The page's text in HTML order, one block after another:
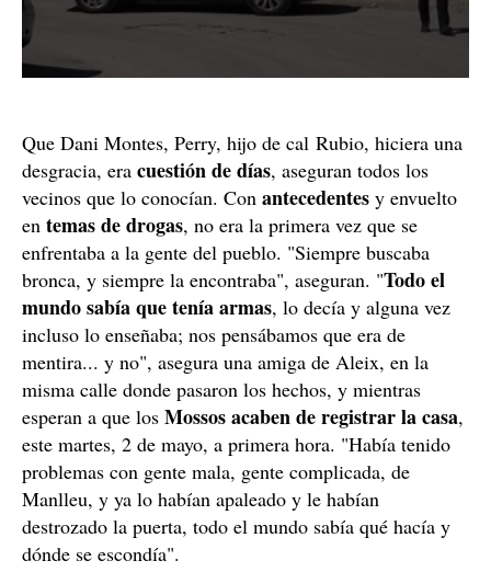
Que Dani Montes, Perry, hijo de cal Rubio, hiciera una
desgracia, era cuestión de días, aseguran todos los
vecinos que lo conocían. Con antecedentes y envuelto
en temas de drogas, no era la primera vez que se
enfrentaba a la gente del pueblo. "Siempre buscaba
bronca, y siempre la encontraba", aseguran. "Todo el
mundo sabía que tenía armas, lo decía y alguna vez
incluso lo enseñaba; nos pensábamos que era de
mentira... y no", asegura una amiga de Aleix, en la
misma calle donde pasaron los hechos, y mientras
esperan a que los Mossos acaben de registrar la casa,
este martes, 2 de mayo, a primera hora. "Había tenido
problemas con gente mala, gente complicada, de
Manlleu, y ya lo habían apaleado y le habían
destrozado la puerta, todo el mundo sabía qué hacía y
dónde se escondía".